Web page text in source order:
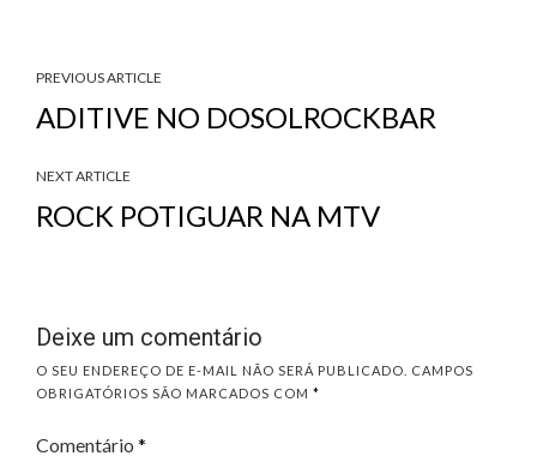
PREVIOUS ARTICLE
ADITIVE NO DOSOLROCKBAR
NEXT ARTICLE
ROCK POTIGUAR NA MTV
Deixe um comentário
O SEU ENDEREÇO DE E-MAIL NÃO SERÁ PUBLICADO.
CAMPOS
OBRIGATÓRIOS SÃO MARCADOS COM *
Comentário *